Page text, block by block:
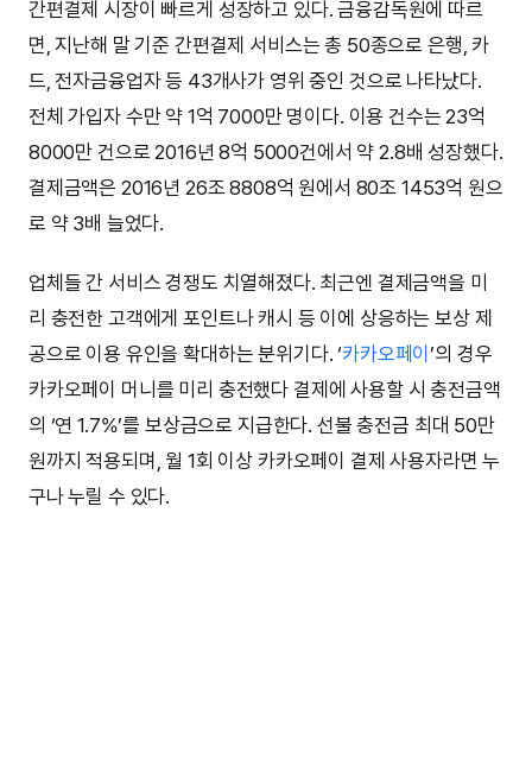
간편결제 시장이 빠르게 성장하고 있다. 금융감독원에 따르
면, 지난해 말 기준 간편결제 서비스는 총 50종으로 은행, 카
드, 전자금융업자 등 43개사가 영위 중인 것으로 나타났다.
전체 가입자 수만 약 1억 7000만 명이다. 이용 건수는 23억
8000만 건으로 2016년 8억 5000건에서 약 2.8배 성장했다.
결제금액은 2016년 26조 8808억 원에서 80조 1453억 원으
로 약 3배 늘었다.
업체들 간 서비스 경쟁도 치열해졌다. 최근엔 결제금액을 미
리 충전한 고객에게 포인트나 캐시 등 이에 상응하는 보상 제
공으로 이용 유인을 확대하는 분위기다. ‘카카오페이’의 경우
카카오페이 머니를 미리 충전했다 결제에 사용할 시 충전금액
의 ‘연 1.7%’를 보상금으로 지급한다. 선불 충전금 최대 50만
원까지 적용되며, 월 1회 이상 카카오페이 결제 사용자라면 누
구나 누릴 수 있다.